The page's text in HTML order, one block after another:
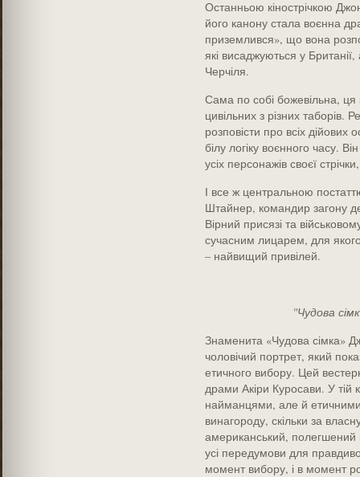
Останньою кінострічкою
його канону стала воєнна
приземлився», що вона
які висаджуються у
Черчіля.
Сама по собі божевільна, ця
цивільних з різних таборів.
розповісти про всіх дійових
білу логіку воєнного часу.
усіх персонажів своєї
І все ж центральною
Штайнер, командир загону
Вірний присязі та
сучасним лицарем, для
– найвищий привілей.
"Чудова
Знаменита «Чудова сімка»
чоловічий портрет, який
етичного вибору. Цей
драми Акіри Куросави. У тій
найманцями, але й етичними
винагороду, скільки за
американський, полегшений
усі передумови для
момент вибору, і в момент